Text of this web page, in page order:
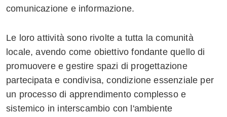
comunicazione e informazione.
Le loro attività sono rivolte a tutta la comunità
locale, avendo come obiettivo fondante quello di
promuovere e gestire spazi di progettazione
partecipata e condivisa, condizione essenziale per
un processo di apprendimento complesso e
sistemico in interscambio con l'ambiente